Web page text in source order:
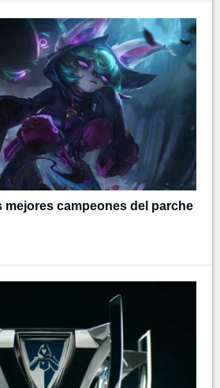
mejores campeones del parche